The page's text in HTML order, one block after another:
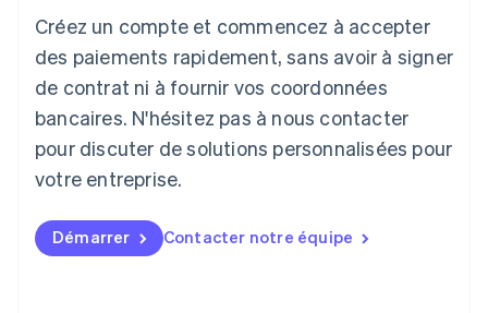
Créez un compte et commencez à accepter
des paiements rapidement, sans avoir à signer
de contrat ni à fournir vos coordonnées
bancaires. N'hésitez pas à nous contacter
pour discuter de solutions personnalisées pour
votre entreprise.
Démarrer Contacter notre équipe
Lettonie
English
Liechtenstein
DeutschEnglish
Lituanie
Luxembourg
FrançaisDeutschEnglish
English简体中文
Malte